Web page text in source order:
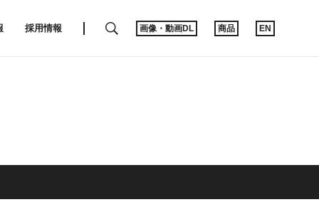
採用情報 SEARCH画像・動画DL 商品 EN